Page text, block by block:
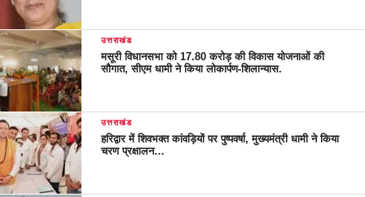
उत्तराखंड
मसूरी विधानसभा को 17.80 करोड़ की विकास योजनाओं की
सौगात, सीएम धामी ने किया लोकार्पण-शिलान्यास.
उत्तराखंड
हरिद्वार में शिवभक्त कांवड़ियों पर पुष्पवर्षा, मुख्यमंत्री धामी ने किया
चरण प्रक्षालन…